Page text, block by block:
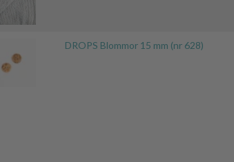
DROPS Blommor 15 mm (nr 628)